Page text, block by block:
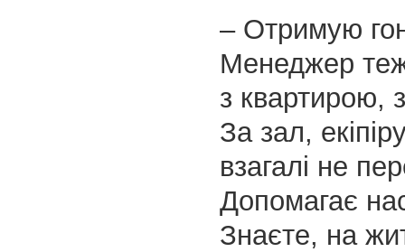
– Отримую
Менеджер
з квартирою,
За зал,
взагалі не
Допомагає
Знаєте, на